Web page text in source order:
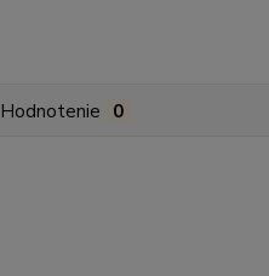
Hodnotenie 0